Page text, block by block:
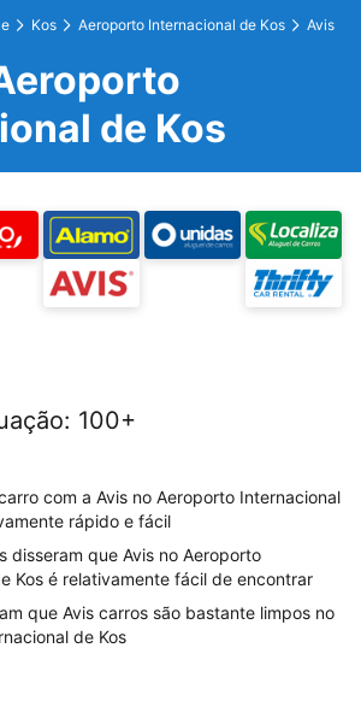
Kos Aeroporto Internacional de Kos Avis
de Kos
: 100+
com a Avis no Aeroporto Internacional
rápido e fácil
disseram que Avis no Aeroporto
Kos é relativamente fácil de encontrar
que Avis carros são bastante limpos no
de Kos